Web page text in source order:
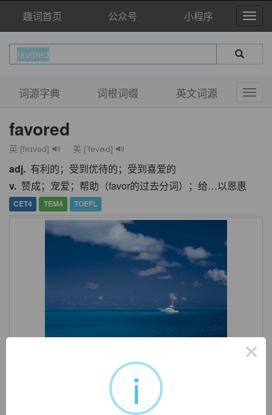
趣词首页 公众号 小程序
词源字典 词根词缀 英文词源
favored
英 [feɪvəd] 美 ['fevɚd]
adj. 有利的；受到优待的；受到喜爱的
v. 赞成；宠爱；帮助（favor的过去分词）；给…以恩惠
CET4 TEM4 TOEFL
×
i